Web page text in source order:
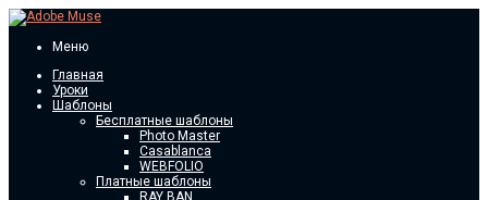
Меню
Главная
Уроки
Шаблоны
Бесплатные шаблоны
Photo Master
Casablanca
WEBFOLIO
Платные шаблоны
RAY BAN